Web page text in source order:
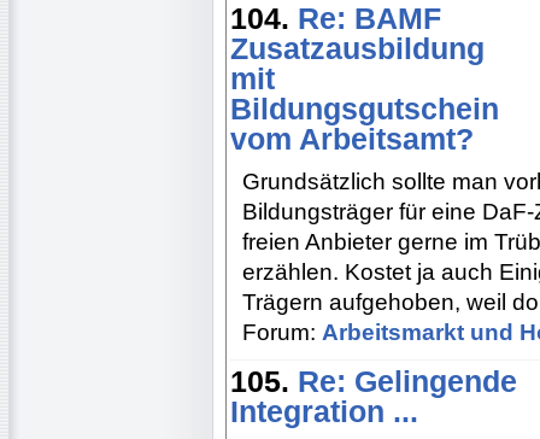
104. Re: BAMF
Zusatzausbildung
mit
Bildungsgutschein
vom Arbeitsamt?
Grundsätzlich sollte man
Bildungsträger für eine
freien Anbieter gerne im
erzählen. Kostet ja auch
Trägern aufgehoben, weil
Forum: Arbeitsmarkt und
105. Re: Gelingende
Integration ...